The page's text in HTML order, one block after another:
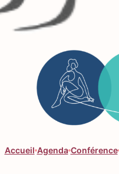
Accueil Agenda Conférence